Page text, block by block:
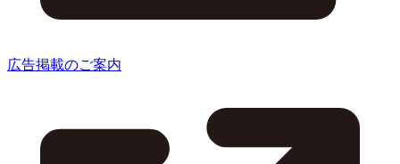
広告掲載のご案内